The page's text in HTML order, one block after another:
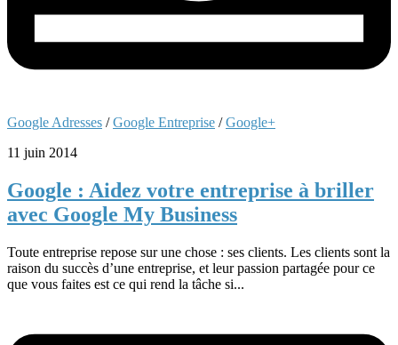
Google Adresses /Google Entreprise /Google+
11 juin 2014
Google : Aidez votre entreprise à briller
avec Google My Business
Toute entreprise repose sur une chose : ses clients. Les clients sont la
raison du succès d’une entreprise, et leur passion partagée pour ce
que vous faites est ce qui rend la tâche si...